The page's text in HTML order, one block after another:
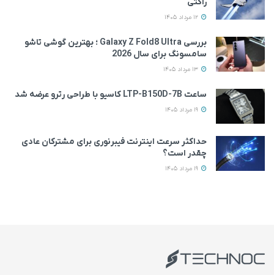
بررسی Galaxy Z Fold8 Ultra ؛ بهترین گوشی تاشو
سامسونگ برای سال 2026
ساعت LTP-B150D-7B کاسیو با طراحی رترو عرضه شد
حداکثر سرعت اینترنت فیبرنوری برای مشترکان عادی
چقدر است؟